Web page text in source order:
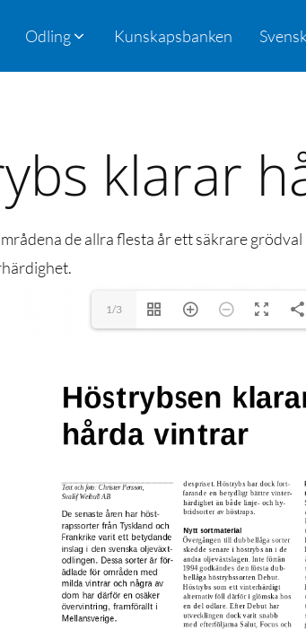
Odling Kunskapsbanken
klarar
de allra flesta år ett säkrare
1/3